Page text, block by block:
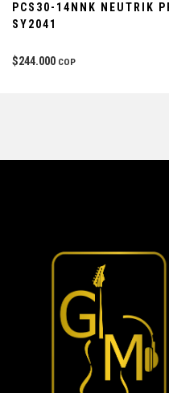
PCS30-14NNK NEUTRIK
SY2041
$244.000 COP